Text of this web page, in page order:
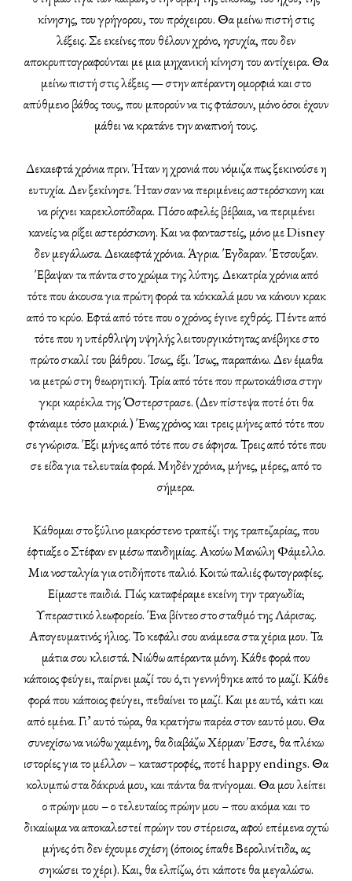
κίνησης, του γρήγορου, του πρόχειρου. Θα μείνω πιστή στις
λέξεις. Σε εκείνες που θέλουν χρόνο, ησυχία, που δεν
αποκρυπτογραφούνται με μια μηχανική κίνηση του αντίχειρα. Θα
μείνω πιστή στις λέξεις — στην απέραντη ομορφιά και στο
απύθμενο βάθος τους, που μπορούν να τις φτάσουν, μόνο όσοι έχουν
μάθει να κρατάνε την αναπνοή τους.
Δεκαεφτά χρόνια πριν. Ήταν η χρονιά που νόμιζα πως ξεκινούσε η
ευτυχία. Δεν ξεκίνησε. Ήταν σαν να περιμένεις αστερόσκονη και
να ρίχνει καρεκλοπόδαρα. Πόσο αφελές βέβαια, να περιμένει
κανείς να ρίξει αστερόσκονη. Και να φανταστείς, μόνο με Disney
δεν μεγάλωσα. Δεκαεφτά χρόνια. Άγρια. Έγδαραν. Έτσουξαν.
Έβαψαν τα πάντα στο χρώμα της λύπης. Δεκατρία χρόνια από
τότε που άκουσα για πρώτη φορά τα κόκκαλά μου να κάνουν κρακ
από το κρύο. Εφτά από τότε που ο χρόνος έγινε εχθρός. Πέντε από
τότε που η υπέρθλιψη υψηλής λειτουργικότητας ανέβηκε στο
πρώτο σκαλί του βάθρου. Ίσως, έξι. Ίσως, παραπάνω. Δεν έμαθα
να μετρώ στη θεωρητική. Τρία από τότε που πρωτοκάθισα στην
γκρι καρέκλα της Όστερστρασε. (Δεν πίστεψα ποτέ ότι θα
φτάναμε τόσο μακριά.) Ένας χρόνος και τρεις μήνες από τότε που
σε γνώρισα. Έξι μήνες από τότε που σε άφησα. Τρεις από τότε που
σε είδα για τελευταία φορά. Μηδέν χρόνια, μήνες, μέρες, από το
σήμερα.
Κάθομαι στο ξύλινο μακρόστενο τραπέζι της τραπεζαρίας, που
έφτιαξε ο Στέφαν εν μέσω πανδημίας. Ακούω Μανώλη Φάμελλο.
Μια νοσταλγία για οτιδήποτε παλιό. Κοιτώ παλιές φωτογραφίες.
Είμαστε παιδιά. Πώς καταφέραμε εκείνη την τραγωδία;
Υπεραστικό λεωφορείο. Ένα βίντεο στο σταθμό της Λάρισας.
Απογευματινός ήλιος. Το κεφάλι σου ανάμεσα στα χέρια μου. Τα
μάτια σου κλειστά. Νιώθω απέραντα μόνη. Κάθε φορά που
κάποιος φεύγει, παίρνει μαζί του ό,τι γεννήθηκε από το μαζί. Κάθε
φορά που κάποιος φεύγει, πεθαίνει το μαζί. Και με αυτό, κάτι και
από εμένα. Γι’ αυτό τώρα, θα κρατήσω παρέα στον εαυτό μου. Θα
συνεχίσω να νιώθω χαμένη, θα διαβάζω Χέρμαν Έσσε, θα πλέκω
ιστορίες για το μέλλον – καταστροφές, ποτέ happy endings. Θα
κολυμπώ στα δάκρυά μου, και πάντα θα πνίγομαι. Θα μου λείπει
ο πρώην μου – ο τελευταίος πρώην μου – που ακόμα και το
δικαίωμα να αποκαλεστεί πρώην του στέρεισα, αφού επέμενα οχτώ
μήνες ότι δεν έχουμε σχέση (όποιος έπαθε Βερολινίτιδα, ας
σηκώσει το χέρι). Και, θα ελπίζω, ότι κάποτε θα μεγαλώσω.